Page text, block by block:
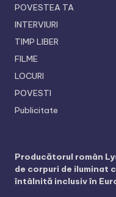
POVESTEA TA
INTERVIURI
TIMP LIBER
FILME
LOCURI
POVESTI
Publicitate
Producătorul român
de corpuri de iluminat
întâlnită inclusiv în